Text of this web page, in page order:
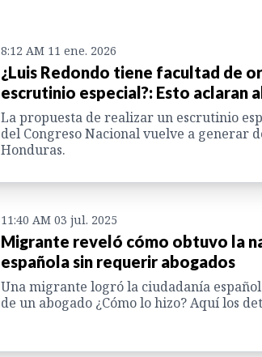
8:12 AM 11 ene. 2026
¿Luis Redondo tiene facultad de
escrutinio especial?: Esto aclaran
La propuesta de realizar un escrutinio
del Congreso Nacional vuelve a generar
Honduras.
11:40 AM 03 jul. 2025
Migrante reveló cómo obtuvo la
española sin requerir abogados
Una migrante logró la ciudadanía
de un abogado ¿Cómo lo hizo? Aquí los